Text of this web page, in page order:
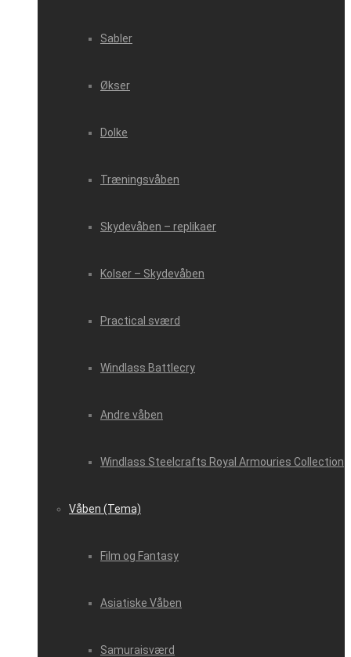
Sabler
Økser
Dolke
Træningsvåben
Skydevåben – replikaer
Kolser – Skydevåben
Practical sværd
Windlass Battlecry
Andre våben
Windlass Steelcrafts Royal Armouries Collection
Våben (Tema)
Film og Fantasy
Asiatiske Våben
Samuraisværd